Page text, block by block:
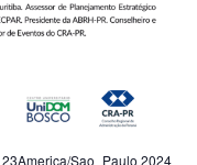
Sao_Paulo 2024